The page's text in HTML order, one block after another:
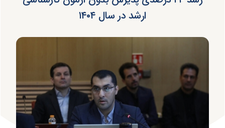
ارشد در سال ۱۴۰۴